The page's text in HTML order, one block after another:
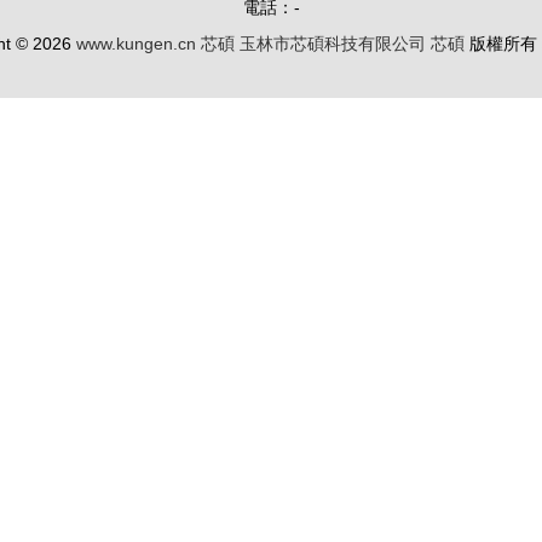
電話：-
© 2026 www.kungen.cn 芯碩 玉林市芯碩科技有限公司 芯碩 版權所有